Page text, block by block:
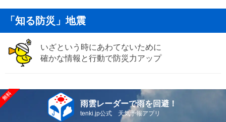
「知る防災」地震
いざという時にあわてないために
確かな情報と行動で防災力アップ
雨雲レーダーで雨を回避！
tenki.jp公式 天気予報アプリ